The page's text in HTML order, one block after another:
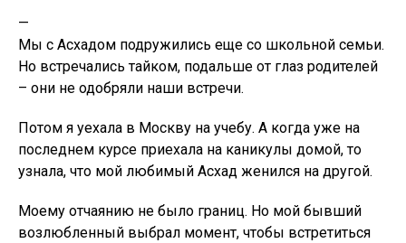
—
Мы с Асхадом подружились еще со школьной семьи.
Но встречались тайком, подальше от глаз родителей
– они не одобряли наши встречи.
Потом я уехала в Москву на учебу. А когда уже на
последнем курсе приехала на каникулы домой, то
узнала, что мой любимый Асхад женился на другой.
Моему отчаянию не было границ. Но мой бывший
возлюбленный выбрал момент, чтобы встретиться